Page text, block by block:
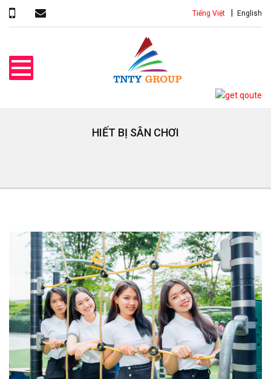
Tiếng Việt English
HIẾT BỊ SÂN CHƠI